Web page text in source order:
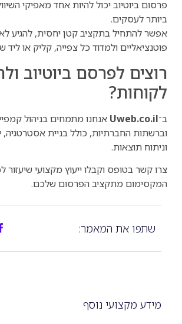
פרסום ביוטיוב יכול להיות אחד מאפיקי
ביותר לעסקים.
אפשר להתחיל בתקציב קטן יחסית, להגיע
פוטנציאליים ולמדוד כל צפייה, קליק או ליד
רוצים לפרסם ביוטיוב
לקוחות?
ב־Uweb.co.il אנחנו מתמחים בניהול
וברשתות החברתיות, כולל בניית אסטרטגיה,
וניתוח תוצאות.
צרו קשר בטופס וקבלו ייעוץ מקצועי
המקסימום מתקציב הפרסום שלכם.
שתפו את המאמר:
מידע מקצועי נוסף